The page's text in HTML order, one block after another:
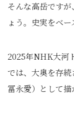
そんな高岳です
ょう。史実をベー
2025年NHK大河
では、大奥を存続
冨永愛）として描